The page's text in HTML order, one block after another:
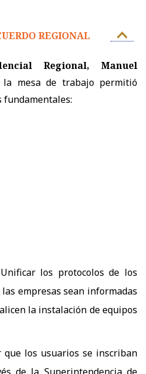
REGIONAL
Regional, Manuel
la mesa de trabajo permitió
fundamentales:
Unificar los protocolos de los
empresas sean informadas
la instalación de equipos
que los usuarios se inscriban